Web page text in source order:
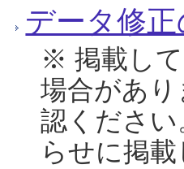
データ修
※ 掲載し
場合があ
認くださ
らせに掲載